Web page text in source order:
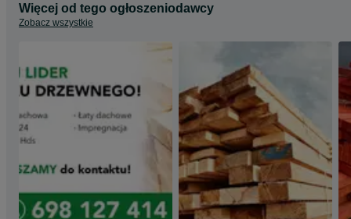
Więcej od tego ogłoszeniodawcy
Zobacz wszystkie